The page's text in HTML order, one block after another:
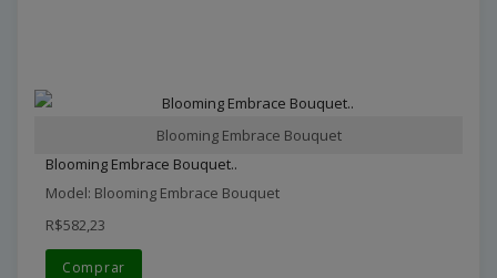
Blooming Embrace Bouquet
Blooming Embrace Bouquet..
Model: Blooming Embrace Bouquet
R$582,23
Comprar